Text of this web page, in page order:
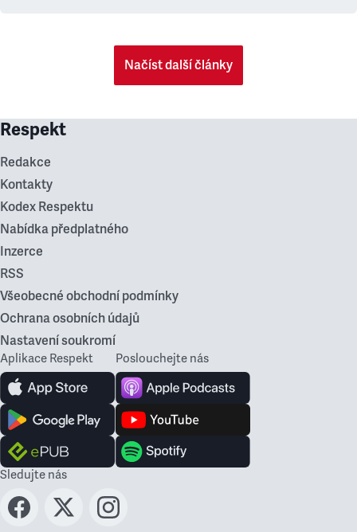
Načíst další články
Respekt
Redakce
Kontakty
Kodex Respektu
Nabídka předplatného
Inzerce
RSS
Všeobecné obchodní podmínky
Ochrana osobních údajů
Nastavení soukromí
Aplikace Respekt Poslouchejte nás
Sledujte nás